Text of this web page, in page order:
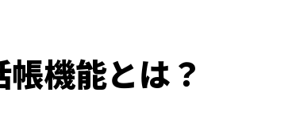
機能とは？